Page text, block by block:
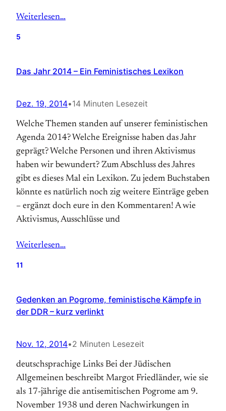
Weiterlesen…
5
Das Jahr 2014 – Ein Feministisches Lexikon
Dez. 19, 2014•14 Minuten Lesezeit
Welche Themen standen auf unserer feministischen
Agenda 2014? Welche Ereignisse haben das Jahr
geprägt? Welche Personen und ihren Aktivismus
haben wir bewundert? Zum Abschluss des Jahres
gibt es dieses Mal ein Lexikon. Zu jedem Buchstaben
könnte es natürlich noch zig weitere Einträge geben
– ergänzt doch eure in den Kommentaren! A wie
Aktivismus, Ausschlüsse und
Weiterlesen…
11
Gedenken an Pogrome, feministische Kämpfe in
der DDR – kurz verlinkt
Nov. 12, 2014•2 Minuten Lesezeit
deutschsprachige Links Bei der Jüdischen
Allgemeinen beschreibt Margot Friedländer, wie sie
als 17-jährige die antisemitischen Pogrome am 9.
November 1938 und deren Nachwirkungen in